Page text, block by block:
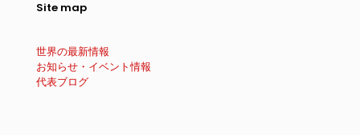
Site map
世界の最新情報
お知らせ・イベント情報
代表ブログ